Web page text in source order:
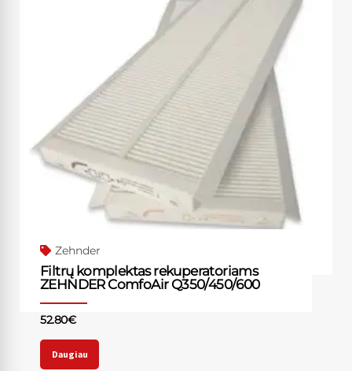
Zehnder
Filtrų komplektas rekuperatoriams
ZEHNDER ComfoAir Q350/450/600
52.80€
Daugiau